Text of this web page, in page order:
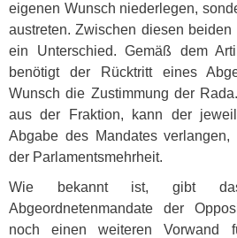
eigenen Wunsch niederlegen,
austreten. Zwischen diesen
ein Unterschied. Gemäß dem
benötigt der Rücktritt eines
Wunsch die Zustimmung der
aus der Fraktion, kann der
Abgabe des Mandates
der Parlamentsmehrheit.
Wie bekannt ist, gibt
Abgeordnetenmandate der
noch einen weiteren Vorwand